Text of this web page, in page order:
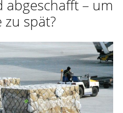
abgeschafft – um
zu spät?